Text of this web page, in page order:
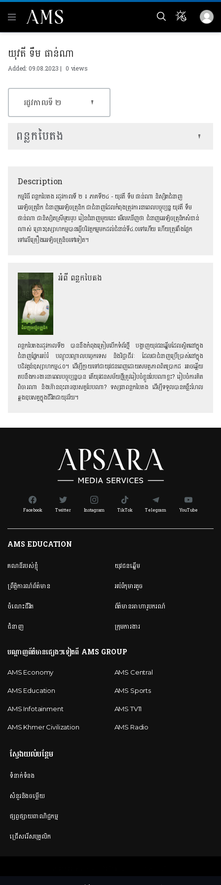
យុវតី ទឹម ផាន់ណា
Added: 09.08.2023 | 0 views
Description
កម្មវិធី ពន្លកបៃតង រដូវកាលទី ២ ៖ ភាគទី២៤ - យុវតី ទឹម ផាន់ណា និស្សិតជំនាញ
អេឡិចត្រូនិក ជំនាញអេឡិចត្រូនិក ជាជំនាញដែលកំពុងត្រូវការនាពេលបច្ចុប្បន្ន យុវតី ទឹម
ផាន់ណា ជានិស្សិតស្រីមួយរូប រៀនជំនាញមួយនេះ មើលឃើញថា ជំនាញអេឡិចត្រូនិកសំខាន់
ណាស់ ព្រោះឧស្សាហកម្មបានធ្វើបរិវត្តកម្មមកដល់ជំនាន់ទី៤.០ទៅហើយ ហើយត្រូវពឹងផ្អែក
ទៅលើគ្រឿងអេឡិចត្រូនិចទៅទៀត។
អំពី ពន្លកបៃតង
ពន្លកបៃតងរដូវកាលទី២ បាននឺងកំពុងត្រៀមបើកទំព័រថ្មី បង្ហាញយុវជនឆ្នើមដែលស្ថិតនៅក្នុង
ជំនាញផ្នែកអប់រំ បណ្តុះបណ្តាលបច្ចេកទេស និងវិជ្ជាជីវៈ ដែលជាជំនាញប្រើប្រាស់នៅក្នុង
បដិវត្តន៍ឧស្សាហកម្ម៤.០។ ដើម្បីក្លាយទៅជាយុវជនពេញដោយសមត្ថភាពពិតប្រាកដ អាចឆ្លើយ
តបនឹងការងារនាពេលបច្ចុប្បន្នបាន តើយុវជនសម័យថ្មីត្រូវរៀបចំខ្លួនបែបណាខ្លះ? រៀបចំការគិត
ពិចារណា និងហ៊ានពុះពារឧបសគ្គបែបណា? ទស្សនាពន្លកបៃតង ដើម្បីទទួលបានគន្លឹះហែល
ឆ្លងឧបសគ្គក្នុងជីវិតជាយុវវ័យ។
រដូវកាលទី​ ២
ពន្លកបៃតង
Facebook Twitter Instagram TikTok Telegram YouTube
AMS EDUCATION
គណនី​របស់ខ្ញុំ
ព្រឹត្តិការណ៍ព័ត៌មាន
ចំណេះជីវិត
ជំនាញ
យុវជនឆ្នើម
អប់រំកុមារតូច
ព័ត៌មានអាហារូបករណ៍
ក្រុមការងារ
បណ្តាញព័ត៌មានផ្សេងៗទៀតពី AMS GROUP
AMS Economy
AMS Education
AMS Infotainment
AMS Khmer Civilization
AMS Central
AMS Sports
AMS TV11
AMS Radio
ស្វែងយល់បន្ថែម
ទំនាក់ទំនង
សំនួរនិងចម្លើយ
ផ្សព្វផ្សាយពាណិជ្ជកម្ម
ជ្រើសរើសបុគ្គលិក